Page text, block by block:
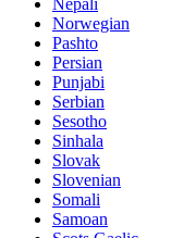
Nepali
Norwegian
Pashto
Persian
Punjabi
Serbian
Sesotho
Sinhala
Slovak
Slovenian
Somali
Samoan